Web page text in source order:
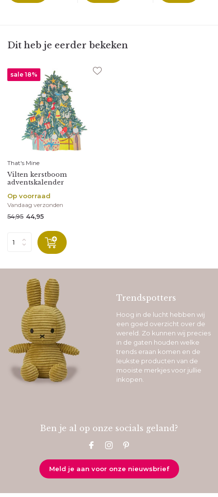
Dit heb je eerder bekeken
sale 18%
That's Mine
Vilten kerstboom
adventskalender
Op voorraad
Vandaag verzonden
54,95 44,95
Trendspotters
Hoog in de lucht hebben wij
een goed overzicht over de
wereld. Zo kunnen wij precies
in de gaten houden welke
trends eraan komen en de
leukste producten van de
mooiste merkjes voor jullie
inkopen.
Ben je al op onze socials geland?
Meld je aan voor onze nieuwsbrief